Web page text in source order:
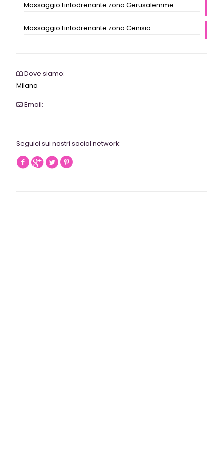
Massaggio Linfodrenante zona Gerusalemme
Massaggio Linfodrenante zona Cenisio
Dove siamo:
Milano
Email:
Seguici sui nostri social network: